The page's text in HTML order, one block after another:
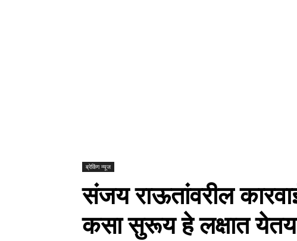
ब्रेकिंग न्यूज
संजय राऊतांवरील
कसा सुरूय हे लक्षात येतय